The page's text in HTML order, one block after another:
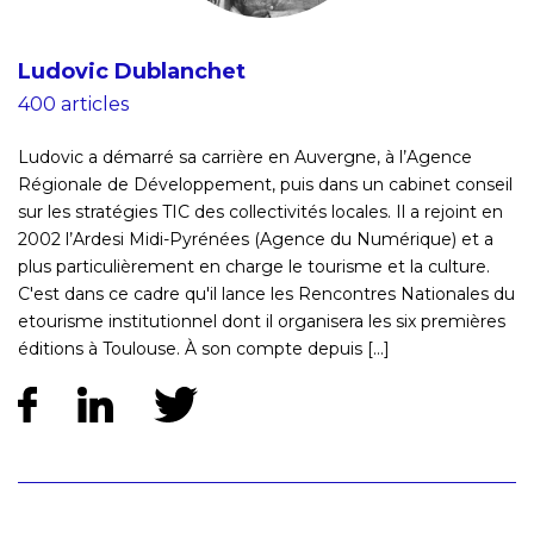
Ludovic Dublanchet
400 articles
Ludovic a démarré sa carrière en Auvergne, à l’Agence
Régionale de Développement, puis dans un cabinet conseil
sur les stratégies TIC des collectivités locales. Il a rejoint en
2002 l’Ardesi Midi-Pyrénées (Agence du Numérique) et a
plus particulièrement en charge le tourisme et la culture.
C'est dans ce cadre qu'il lance les Rencontres Nationales du
etourisme institutionnel dont il organisera les six premières
éditions à Toulouse. À son compte depuis [...]